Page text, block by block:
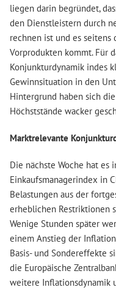
liegen darin begründet,
den Dienstleistern durch
rechnen ist und es seitens
Vorprodukten kommt. Für
Konjunkturdynamik indes
Gewinnsituation in den
Hintergrund haben sich
Höchststände wacker
Marktrelevante
Die nächste Woche hat es
Einkaufsmanagerindex in
Belastungen aus der
erheblichen Restriktionen
Wenige Stunden später
einem Anstieg der
Basis- und Sondereffekte
die Europäische
weitere Inflationsdynamik